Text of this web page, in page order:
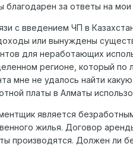
благодарен за ответы на
с введением ЧП в
или вынуждены
для неработающих
регионе, который по
мне не удалось найти
платы в Алматы
является
жилья. Договор
производятся. Должен ли